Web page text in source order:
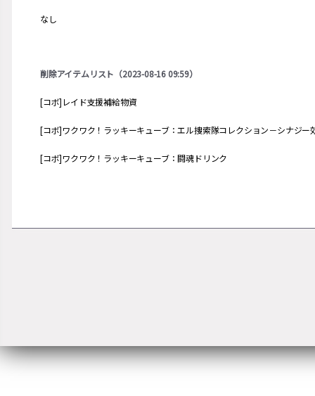
なし
削除アイテムリスト（2023-08-16 09:59）
[コボ]レイド支援補給物資
[コボ]ワクワク！ラッキーキューブ：エル捜索隊コレクション－シナジー
[コボ]ワクワク！ラッキーキューブ：闘魂ドリンク